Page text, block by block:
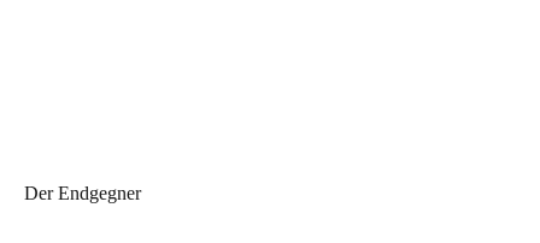
Der Endgegner